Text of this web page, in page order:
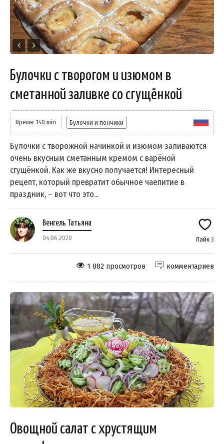
Булочки с творогом и изюмом в
сметанной заливке со сгущёнкой
Время: 140 min Булочки и пончики
Булочки с творожной начинкой и изюмом заливаются
очень вкусным сметанным кремом с варёной
сгущёнкой. Как же вкусно получается! Интересный
рецепт, который превратит обычное чаепитие в
праздник, – вот что это...
Венгель Татьяна
04.06.2020 Лайк 3
комментариев
1 882 просмотров
Овощной салат с хрустящим